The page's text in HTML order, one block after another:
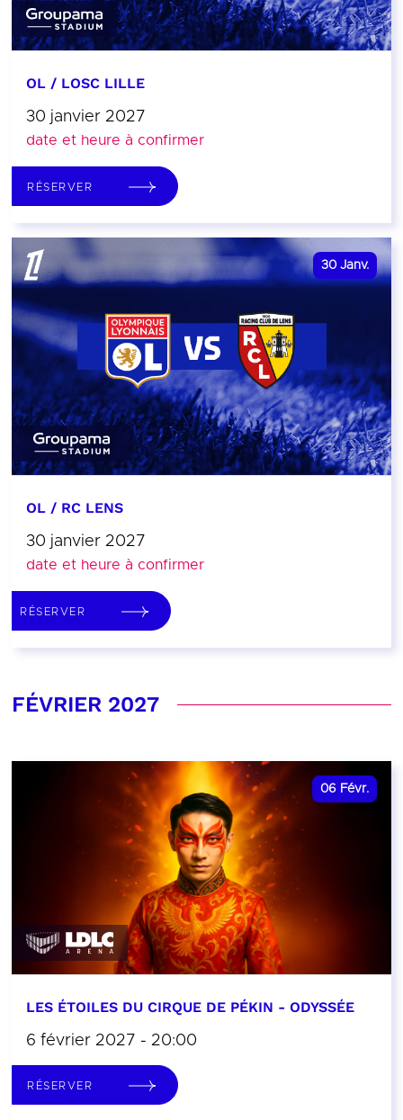
OL / LOSC LILLE
30 janvier 2027
date et heure à confirmer
RÉSERVER
30 Janv.
OL / RC LENS
30 janvier 2027
date et heure à confirmer
RÉSERVER
FÉVRIER 2027
06 Févr.
LES ÉTOILES DU CIRQUE DE PÉKIN - ODYSSÉE
6 février 2027 - 20:00
RÉSERVER